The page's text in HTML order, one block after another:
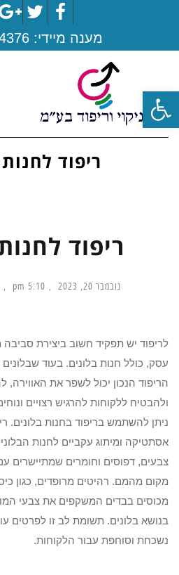
פתח סרגל נגישות
Facebook
מענה מיידי:
ריפוד
ריפוד
נובמבר 20, 2023 5:10 pm
לריפוד יש תפקיד חשוב ביצירת סביבה
עסק, כולל חנות בלונים. בעוד
הריפוד הנכון יכול לשפר את האווירה,
ולהבטיח ללקוחות להרגיש רצויים
ניתן להשתמש בריפוד בחנות בלונים.
אסתטיקה ומיתוג עקביים לחנות
צבעים, דפוסים וחומרים שמתיישרים
מקום מהמם. רהיטים מרופדים, כגון
מכוסים בבדים המשקפים את צבעי
בנושא בלונים. תשומת לב זו לפרטים
נשכחת וסוחפת עבור הלקוחות.